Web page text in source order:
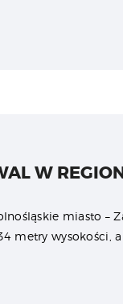
W
miasto –
metry wysokości,